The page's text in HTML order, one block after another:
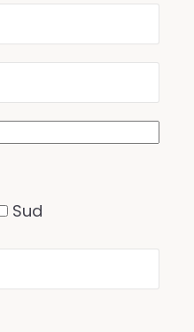
Sud